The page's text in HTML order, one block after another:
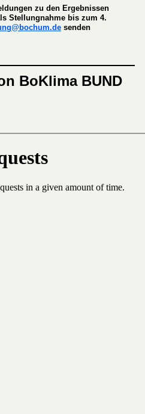
zu den Ergebnissen
Stellungnahme bis zum 4.
senden
BoKlima BUND